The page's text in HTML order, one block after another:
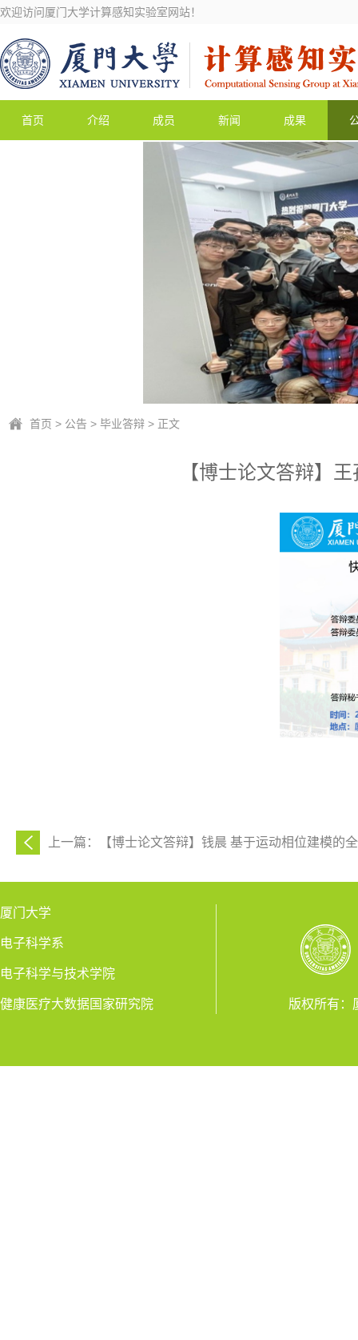
欢迎访问厦门大学计算感知实验室网站！
首页 介绍 成员 新闻 成果
首页 > 公告 > 毕业答辩 > 正文
【博士论文答辩】
上一篇：【博士论文答辩】钱晨 基于运动相位建模的
厦门大学
电子科学系
电子科学与技术学院
健康医疗大数据国家研究院 版权所有：